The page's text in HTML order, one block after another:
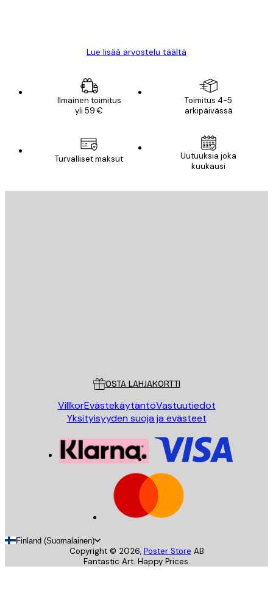
Lue lisää arvostelu täältä
Ilmainen toimitus
yli 59 €
Toimitus 4-5
arkipäivässä
Turvalliset maksut
Uutuuksia joka
kuukausi
OSTA LAHJAKORTTI
VillkorEvästekäytäntöVastuutiedot
Yksityisyyden suoja ja evästeet
Finland (Suomalainen)
Copyright © 2026, Poster Store AB
Fantastic Art. Happy Prices.